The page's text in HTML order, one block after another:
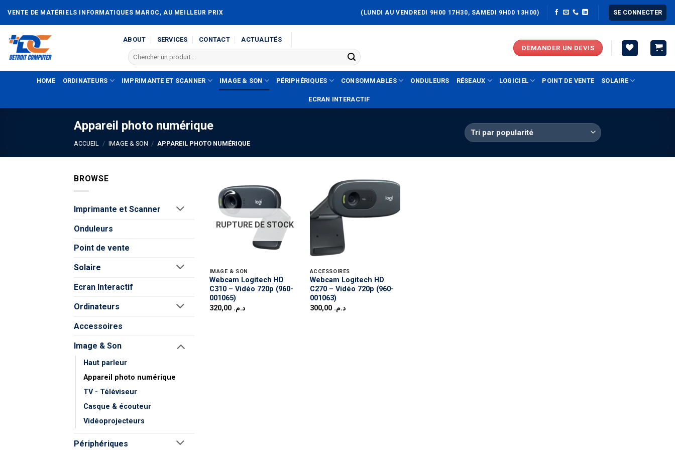
VENTE DE MATÉRIELS INFORMATIQUES MAROC, AU MEILLEUR PRIX (LUNDI AU VENDREDI 9H00 17H30, SAMEDI 9H00 13H00) SE CONNECTER
ABOUT SERVICES CONTACT ACTUALITÉS
Recherche
pour :
DEMANDER UN DEVIS
HOME ORDINATEURS IMPRIMANTE ET SCANNER IMAGE & SON PÉRIPHÉRIQUES CONSOMMABLES ONDULEURS RÉSEAUX LOGICIEL POINT DE VENTE SOLAIRE
ECRAN INTERACTIF
Appareil photo numérique
ACCUEIL / IMAGE & SON / APPAREIL PHOTO NUMÉRIQUE
BROWSE
Imprimante et Scanner
Onduleurs
Point de vente
Solaire
Ecran Interactif
Ordinateurs
Accessoires
Image & Son
Haut parleur
Appareil photo numérique
TV - Téléviseur
Casque & écouteur
Vidéoprojecteurs
Périphériques
Ajouter
à la liste
d’envies
RUPTURE DE STOCK
IMAGE & SON
Webcam Logitech HD
C310 – Vidéo 720p (960-
001065)
د.م. 320,00
Ajouter
à la liste
d’envies
ACCESSOIRES
Webcam Logitech HD
C270 – Vidéo 720p (960-
001063)
د.م. 300,00